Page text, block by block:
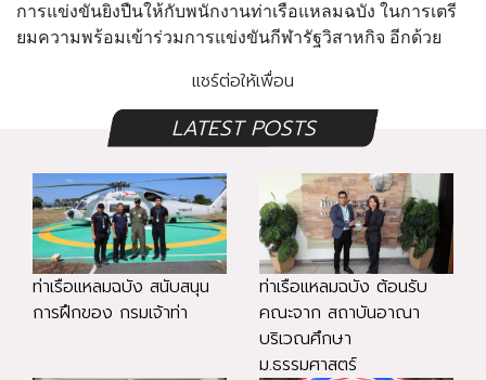
การแข่งขันยิงปืนให้กับพนักงานท่าเรือแหลมฉบัง ในการเตรี
ยมความพร้อมเข้าร่วมการแข่งขันกีฬารัฐวิสาหกิจ อีกด้วย
แชร์ต่อให้เพื่อน
LATEST POSTS
ท่าเรือแหลมฉบัง สนับสนุน
การฝึกของ กรมเจ้าท่า
ท่าเรือแหลมฉบัง ต้อนรับ
คณะจาก สถาบันอาณา
บริเวณศึกษา
ม.ธรรมศาสตร์